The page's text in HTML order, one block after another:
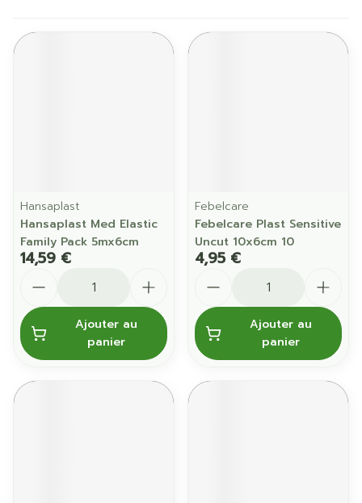
Hansaplast
Hansaplast Med Elastic
Family Pack 5mx6cm
14,59 €
Ajouter au
panier
Febelcare
Febelcare Plast Sensitive
Uncut 10x6cm 10
4,95 €
Ajouter au
panier